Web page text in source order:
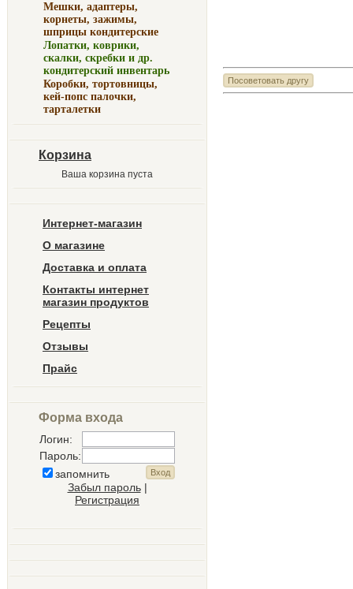
Мешки, адаптеры,
корнеты, зажимы,
шприцы кондитерские
Лопатки, коврики,
скалки, скребки и др.
кондитерский инвентарь
Коробки, тортовницы,
кей-попс палочки,
тарталетки
Корзина
Ваша корзина пуста
Интернет-магазин
О магазине
Доставка и оплата
Контакты интернет
магазин продуктов
Рецепты
Отзывы
Прайс
Форма входа
Логин:
Пароль:
запомнить
Забыл пароль|
Регистрация